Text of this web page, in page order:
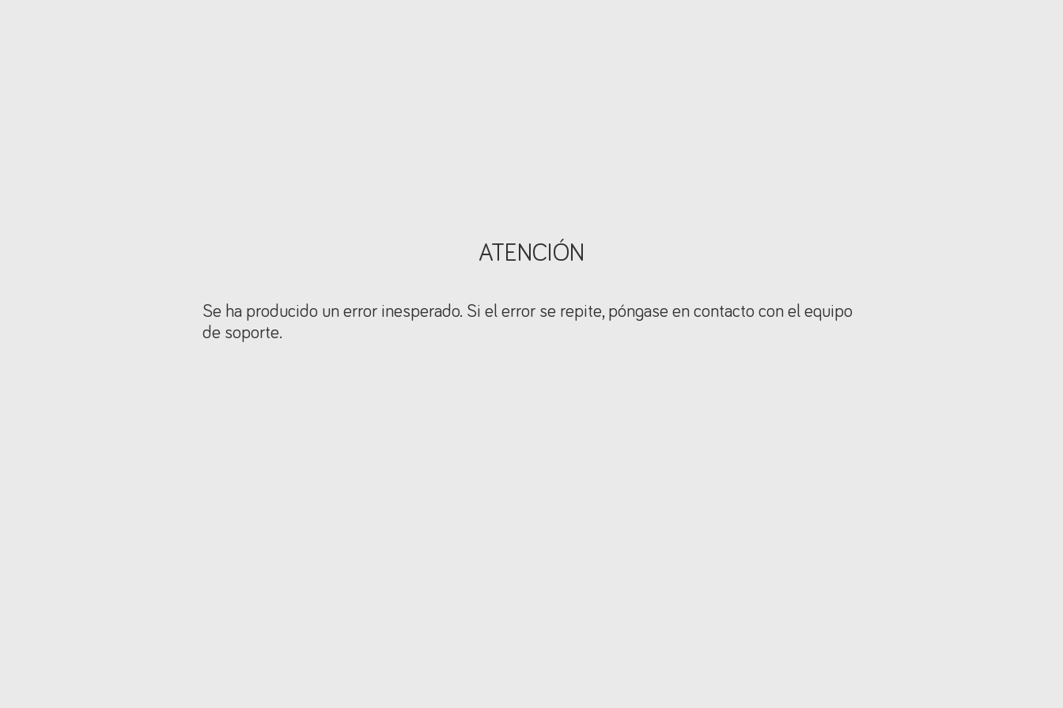
ATENCIÓN
Se ha producido un error inesperado. Si el error se repite, póngase en contacto con el equipo
de soporte.